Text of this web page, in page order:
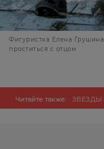
Фигуристка Елена
проститься с отцом
Читайте также: ЗВЕЗДЫ